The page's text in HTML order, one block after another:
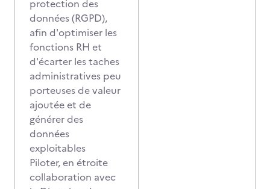
protection des
données (RGPD),
afin d'optimiser les
fonctions RH et
d'écarter les taches
administratives peu
porteuses de valeur
ajoutée et de
générer des
données
exploitables
Piloter, en étroite
collaboration avec